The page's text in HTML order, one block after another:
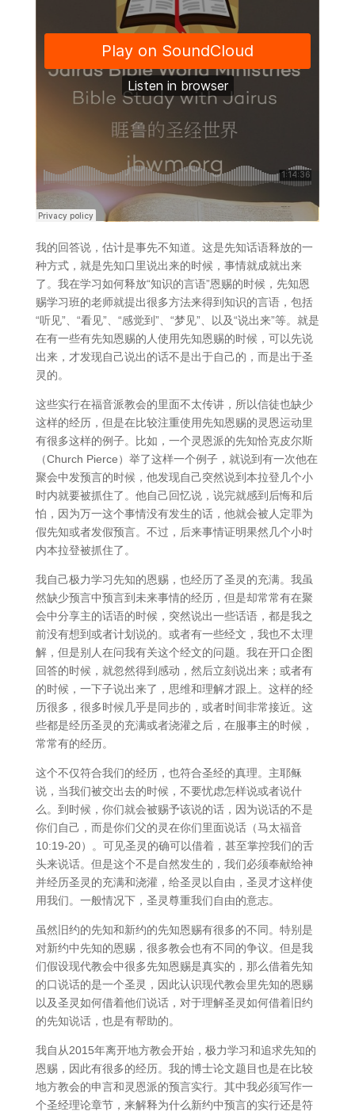
我的回答说，估计是事先不知道。这是先知话语释放的一
种方式，就是先知口里说出来的时候，事情就成就出来
了。我在学习如何释放“知识的言语”恩赐的时候，先知恩
赐学习班的老师就提出很多方法来得到知识的言语，包括
“听见”、“看见”、“感觉到”、“梦见”、以及“说出来”等。就是
在有一些有先知恩赐的人使用先知恩赐的时候，可以先说
出来，才发现自己说出的话不是出于自己的，而是出于圣
灵的。
这些实行在福音派教会的里面不太传讲，所以信徒也缺少
这样的经历，但是在比较注重使用先知恩赐的灵恩运动里
有很多这样的例子。比如，一个灵恩派的先知恰克皮尔斯
（Church Pierce）举了这样一个例子，就说到有一次他在
聚会中发预言的时候，他发现自己突然说到本拉登几个小
时内就要被抓住了。他自己回忆说，说完就感到后悔和后
怕，因为万一这个事情没有发生的话，他就会被人定罪为
假先知或者发假预言。不过，后来事情证明果然几个小时
内本拉登被抓住了。
我自己极力学习先知的恩赐，也经历了圣灵的充满。我虽
然缺少预言中预言到未来事情的经历，但是却常常有在聚
会中分享主的话语的时候，突然说出一些话语，都是我之
前没有想到或者计划说的。或者有一些经文，我也不太理
解，但是别人在问我有关这个经文的问题。我在开口企图
回答的时候，就忽然得到感动，然后立刻说出来；或者有
的时候，一下子说出来了，思维和理解才跟上。这样的经
历很多，很多时候几乎是同步的，或者时间非常接近。这
些都是经历圣灵的充满或者浇灌之后，在服事主的时候，
常常有的经历。
这个不仅符合我们的经历，也符合圣经的真理。主耶稣
说，当我们被交出去的时候，不要忧虑怎样说或者说什
么。到时候，你们就会被赐予该说的话，因为说话的不是
你们自己，而是你们父的灵在你们里面说话（马太福音
10:19-20）。可见圣灵的确可以借着，甚至掌控我们的舌
头来说话。但是这个不是自然发生的，我们必须奉献给神
并经历圣灵的充满和浇灌，给圣灵以自由，圣灵才这样使
用我们。一般情况下，圣灵尊重我们自由的意志。
虽然旧约的先知和新约的先知恩赐有很多的不同。特别是
对新约中先知的恩赐，很多教会也有不同的争议。但是我
们假设现代教会中很多先知恩赐是真实的，那么借着先知
的口说话的是一个圣灵，因此认识现代教会里先知的恩赐
以及圣灵如何借着他们说话，对于理解圣灵如何借着旧约
的先知说话，也是有帮助的。
我自从2015年离开地方教会开始，极力学习和追求先知的
恩赐，因此有很多的经历。我的博士论文题目也是在比较
地方教会的申言和灵恩派的预言实行。其中我必须写作一
个圣经理论章节，来解释为什么新约中预言的实行还是符